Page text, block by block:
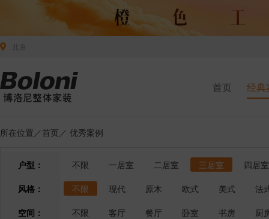
首页 经典
所在位置／首页 ／ 优秀案例
户型： 不限 一居室 二居室 三居室
四居室
风格：
不限 现代 原木 欧式 美式
法
空间：
不限 客厅 餐厅 卧室 书房 厨